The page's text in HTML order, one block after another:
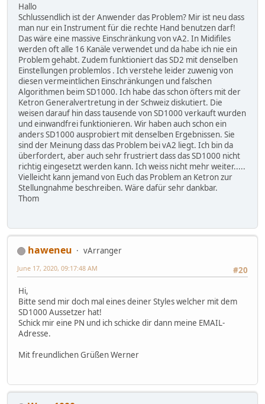
Hallo
Schlussendlich ist der Anwender das Problem? Mir ist neu dass
man nur ein Instrument für die rechte Hand benutzen darf!
Das wäre eine massive Einschränkung von vA2. In Midifiles
werden oft alle 16 Kanäle verwendet und da habe ich nie ein
Problem gehabt. Zudem funktioniert das SD2 mit denselben
Einstellungen problemlos . Ich verstehe leider zuwenig von
diesen vermeintlichen Einschränkungen und falschen
Algorithmen beim SD1000. Ich habe das schon öfters mit der
Ketron Generalvertretung in der Schweiz diskutiert. Die
weisen darauf hin dass tausende von SD1000 verkauft wurden
und einwandfrei funktionieren. Wir haben auch schon ein
anders SD1000 ausprobiert mit denselben Ergebnissen. Sie
sind der Meinung dass das Problem bei vA2 liegt. Ich bin da
überfordert, aber auch sehr frustriert dass das SD1000 nicht
richtig eingesetzt werden kann. Ich weiss nicht mehr weiter.....
Vielleicht kann jemand von Euch das Problem an Ketron zur
Stellungnahme beschreiben. Wäre dafür sehr dankbar.
Thom
haweneu
vArranger
#20
June 17, 2020, 09:17:48 AM
Hi,
Bitte send mir doch mal eines deiner Styles welcher mit dem
SD1000 Aussetzer hat!
Schick mir eine PN und ich schicke dir dann meine EMAIL-
Adresse.
Mit freundlichen Grüßen Werner